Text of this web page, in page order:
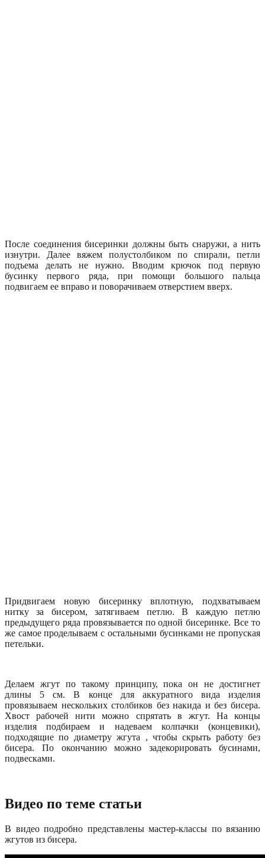
После соединения бисеринки должны быть снаружи, а нить
изнутри. Далее вяжем полустолбиком по спирали, петли
подъема делать не нужно. Вводим крючок под первую
бусинку первого ряда, при помощи большого пальца
подвигаем ее вправо и поворачиваем отверстием вверх.
Придвигаем новую бисеринку вплотную, подхватываем
нитку за бисером, затягиваем петлю. В каждую петлю
предыдущего ряда провязывается по одной бисеринке. Все то
же самое проделываем с остальными бусинками не пропуская
петельки.
Делаем жгут по такому принципу, пока он не достигнет
длины 5 см. В конце для аккуратного вида изделия
провязываем нескольких столбиков без накида и без бисера.
Хвост рабочей нити можно спрятать в жгут. На концы
изделия подбираем и надеваем колпачки (концевики),
подходящие по диаметру жгута , чтобы скрыть работу без
бисера. По окончанию можно задекорировать бусинами,
подвесками.
Видео по теме статьи
В видео подробно представлены мастер-классы по вязанию
жгутов из бисера.